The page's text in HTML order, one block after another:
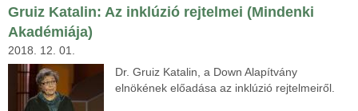
Gruiz Katalin: Az inklúzió rejtelmei (Mindenki
Akadémiája)
2018. 12. 01.
Dr. Gruiz Katalin, a Down Alapítvány
elnökének előadása az inklúzió rejtelmeiről.